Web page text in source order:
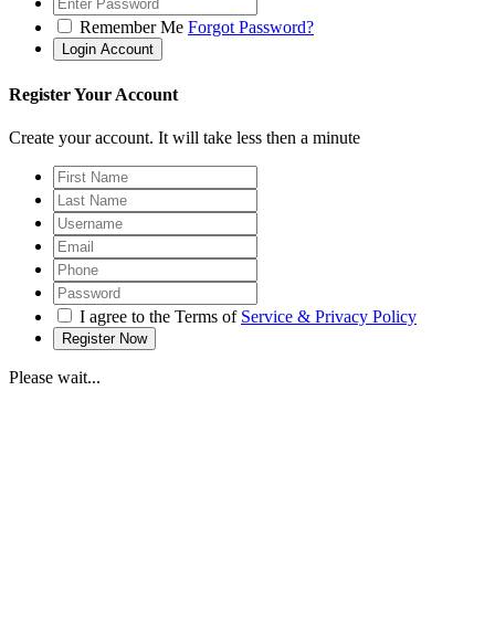
Remember Me Forgot Password?
Register Your Account
Create your account. It will take less then a minute
I agree to the Terms of Service & Privacy Policy
Please wait...